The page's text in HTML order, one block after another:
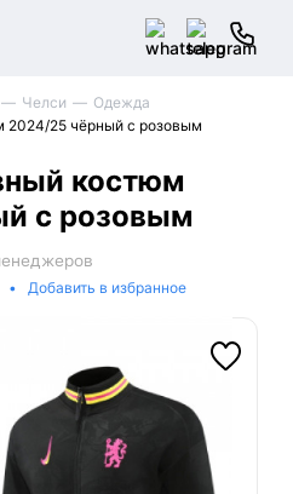
Челси
Одежда
2024/25 чёрный с розовым
костюм
с розовым
• Добавить в избранное